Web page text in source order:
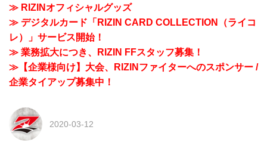
≫ RIZINオフィシャルグッズ
≫ デジタルカード「RIZIN CARD COLLECTION（ライコ
レ）」サービス開始！
≫ 業務拡大につき、RIZIN FFスタッフ募集！
≫【企業様向け】大会、RIZINファイターへのスポンサー /
企業タイアップ募集中！
2020-03-12